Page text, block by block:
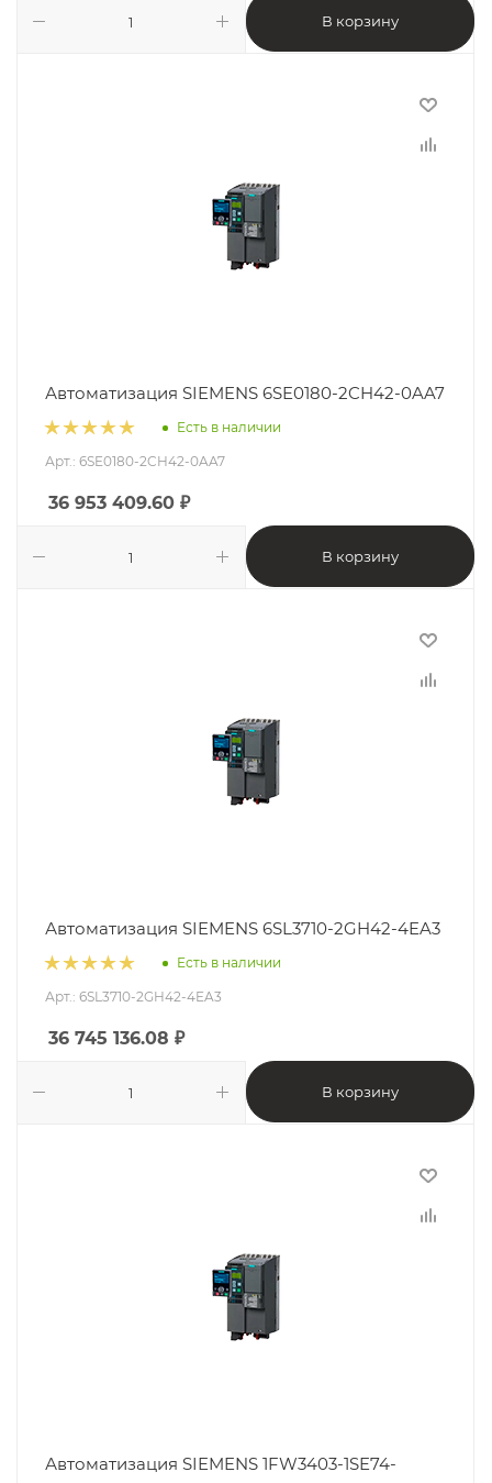
В корзину
Автоматизация SIEMENS 6SE0180-2CH42-0AA7
Есть в наличии
Арт.: 6SE0180-2CH42-0AA7
36 953 409.60 ₽
В корзину
Автоматизация SIEMENS 6SL3710-2GH42-4EA3
Есть в наличии
Арт.: 6SL3710-2GH42-4EA3
36 745 136.08 ₽
В корзину
Автоматизация SIEMENS 1FW3403-1SE74-